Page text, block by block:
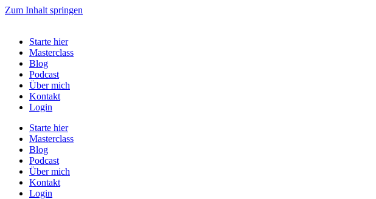
Zum Inhalt springen
Starte hier
Masterclass
Blog
Podcast
Über mich
Kontakt
Login
Starte hier
Masterclass
Blog
Podcast
Über mich
Kontakt
Login